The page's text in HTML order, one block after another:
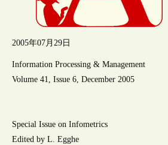
2005年07月29日
Information Processing & Management
Volume 41, Issue 6, December 2005
Special Issue on Infometrics
Edited by L. Egghe